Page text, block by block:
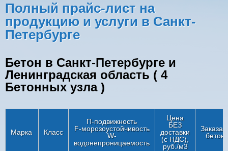
Полный прайс-лист на
продукцию и услуги в Санкт-
Петербурге
Бетон в Санкт-Петербурге и
Ленинградская область ( 4
Бетонных узла )
Марка Класс
П-подвижность
F-морозоустойчивость
W-
водонепроницаемость
Цена
БЕЗ
доставки
(с НДС),
руб./м3
бетон